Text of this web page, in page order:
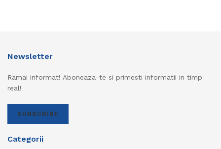
Newsletter
Ramai informat! Aboneaza-te si primesti informatii in timp
real!
SUBSCRIBE
Categorii